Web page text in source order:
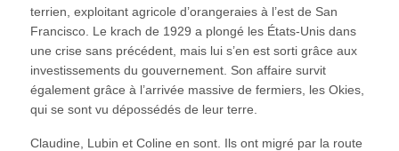
terrien, exploitant agricole d’orangeraies à l’est de San
Francisco. Le krach de 1929 a plongé les États-Unis dans
une crise sans précédent, mais lui s’en est sorti grâce aux
investissements du gouvernement. Son affaire survit
également grâce à l’arrivée massive de fermiers, les Okies,
qui se sont vu dépossédés de leur terre.
Claudine, Lubin et Coline en sont. Ils ont migré par la route